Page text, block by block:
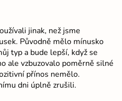
jinak, než jsme
Původně mělo mínusko
typ a bude lepší, když se
ale vzbuzovalo poměrně silné
přínos nemělo.
dni úplně zrušili.